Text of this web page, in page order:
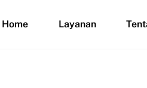
Home Layanan